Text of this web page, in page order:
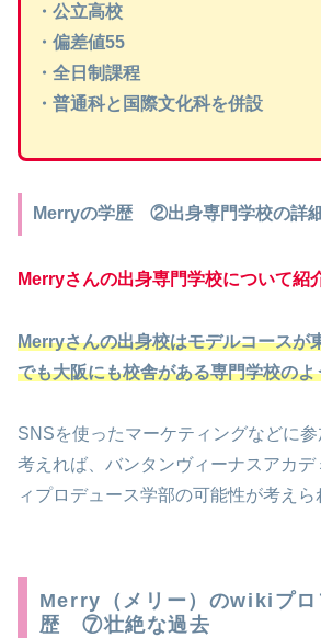
・公立高校
・偏差値55
・全日制課程
・普通科と国際文化科を併設
Merryの学歴 ②出身専門学校の詳
Merryさんの出身専門学校について紹
Merryさんの出身校はモデルコースが
でも大阪にも校舎がある専門学校のよ
SNSを使ったマーケティングなどに
考えれば、バンタンヴィーナスアカ
ィプロデュース学部の可能性が考えら
Merry（メリー）のwikiプロ
歴 ⑦壮絶な過去